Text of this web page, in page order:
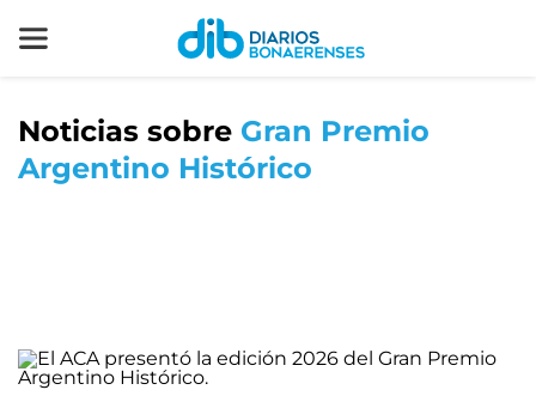
Noticias sobre Gran Premio
Argentino Histórico